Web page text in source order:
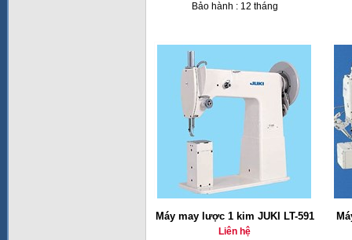
Bảo hành : 12 tháng
Máy may lược 1 kim JUKI LT-591
Liên hệ